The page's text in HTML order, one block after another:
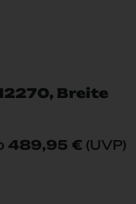
Breite
489,95 € (UVP)